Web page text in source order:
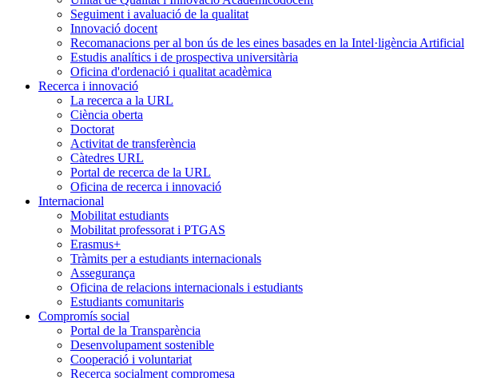
Seguiment i avaluació de la qualitat
Innovació docent
Recomanacions per al bon ús de les eines basades en la Intel·ligència Artificial
Estudis analítics i de prospectiva universitària
Oficina d'ordenació i qualitat acadèmica
Recerca i innovació
La recerca a la URL
Ciència oberta
Doctorat
Activitat de transferència
Càtedres URL
Portal de recerca de la URL
Oficina de recerca i innovació
Internacional
Mobilitat estudiants
Mobilitat professorat i PTGAS
Erasmus+
Tràmits per a estudiants internacionals
Assegurança
Oficina de relacions internacionals i estudiants
Estudiants comunitaris
Compromís social
Portal de la Transparència
Desenvolupament sostenible
Cooperació i voluntariat
Recerca socialment compromesa